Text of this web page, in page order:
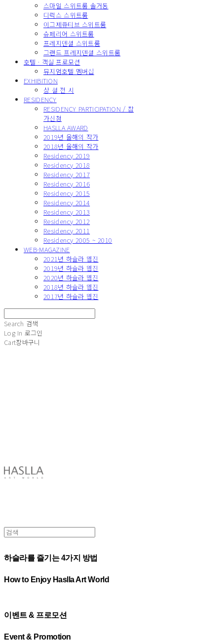
스마일 스위트룸 솔거동
디럭스 스위트룸
이그제큐티브 스위트룸
슈페리어 스위트룸
프레지덴셜 스위트룸
그랜드 프레지덴셜 스위트룸
호텔 · 객실 프로모션
뮤지엄호텔 멤버십
EXHIBITION
상 설 전 시
RESIDENCY
RESIDENCY PARTICIPATION / 참
가신청
HASLLA AWARD
2019년 올해의 작가
2018년 올해의 작가
Residency 2019
Residency 2018
Residency 2017
Residency 2016
Residency 2015
Residency 2014
Residency 2013
Residency 2012
Residency 2011
Residency 2005 ~ 2010
WEB-MAGAZINE
2021년 하슬라 웹진
2019년 하슬라 웹진
2020년 하슬라 웹진
2018년 하슬라 웹진
2017년 하슬라 웹진
Search 검색
Log In 로그인
Cart장바구니
하슬라를 즐기는 4가지 방법
How to Enjoy Haslla Art World
이벤트 & 프로모션
Event & Promotion